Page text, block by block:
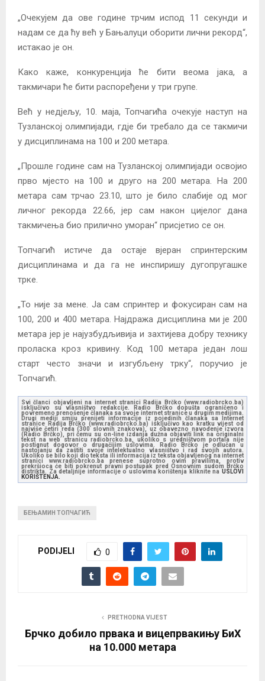
„Очекујем да ове године трчим испод 11 секунди и
надам се да ћу већ у Бањалуци оборити лични рекорд“,
истакао је он.
Како каже, конкуренција ће бити веома јака, а
такмичари ће бити распоређени у три групе.
Већ у недјељу, 10. маја, Топчагића очекује наступ на
Тузланској олимпијади, гдје би требало да се такмичи
у дисциплинама на 100 и 200 метара.
„Прошле године сам на Тузланској олимпијади освојио
прво мјесто на 100 и друго на 200 метара. На 200
метара сам трчао 23.10, што је било слабије од мог
личног рекорда 22.66, јер сам након цијелог дана
такмичења био прилично уморан“ присјетио се он.
Топчагић истиче да остаје вјеран спринтерским
дисциплинама и да га не инспиришу дугопругашке
трке.
„То није за мене. Ја сам спринтер и фокусиран сам на
100, 200 и 400 метара. Најдража дисциплина ми је 200
метара јер је најузбудљивија и захтијева добру технику
проласка кроз кривину. Код 100 метара један лош
старт често значи и изгубљену трку“, поручио је
Топчагић.
Svi članci objavljeni na internet stranici Radija Brčko (www.radiobrcko.ba)
isključivo su vlasništvo redakcije. Radio Brčko dopušta ograničeno i
povremeno prenošenje članaka sa svoje internet stranice u drugim medijima.
Drugi mediji smiju prenijeti informacije iz pojedinih članaka sa Internet
stranice Radija Brčko (www.radiobrcko.ba) isključivo kao kratku vijest od
najviše četiri reda (300 slovnih znakova), uz obavezno navođenje izvora
(Radio Brčko), pri čemu su on-line izdanja dužna objaviti link na originalni
tekst na web stranicu radiobrcko.ba, ukoliko s uredništvom portala nije
postignut dogovor o drugačijim uslovima. Radio Brčko je odlučan u
nastojanju da zaštiti svoje intelektualno vlasništvo i rad svojih autora.
Ukoliko se bilo koji dio teksta ili informacija iz teksta objavljenog na internet
stranici www.radiobrcko.ba prenese suprotno ovim pravilima, protiv
prekršioca će biti pokrenut pravni postupak pred Osnovnim sudom Brčko
distrikta. Za detaljnije informacije o uslovima korištenja kliknite na USLOVI
KORIŠTENJA.
БЕЊАМИН ТОПЧАГИЋ
PODIJELI 0
PRETHODNA VIJEST
Брчко добило првака и вицепрвакињу БиХ
на 10.000 метара